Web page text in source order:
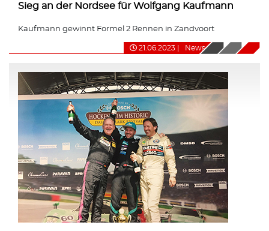
Sieg an der Nordsee für Wolfgang Kaufmann
Kaufmann gewinnt Formel 2 Rennen in Zandvoort
21.06.2023 News